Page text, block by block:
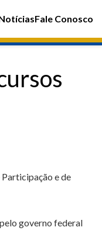
Fale Conosco
e de
governo federal